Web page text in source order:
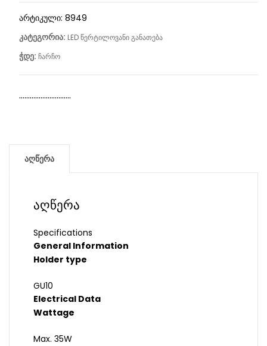
არტიკული: 8949
კატეგორია: LED წერტილოვანი განათება
ჭდე: ჩარჩო
………………………..
აღწერა
აღწერა
Specifications
General Information
Holder type
GU10
Electrical Data
Wattage
Max. 35W